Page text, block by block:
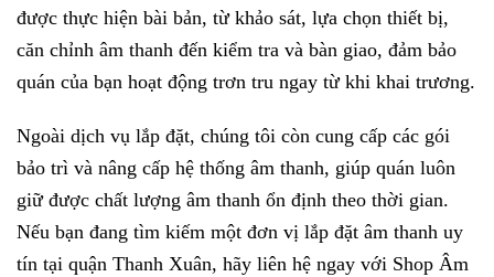
được thực hiện bài bản, từ khảo sát, lựa chọn thiết bị,
căn chỉnh âm thanh đến kiểm tra và bàn giao, đảm bảo
quán của bạn hoạt động trơn tru ngay từ khi khai trương.
Ngoài dịch vụ lắp đặt, chúng tôi còn cung cấp các gói
bảo trì và nâng cấp hệ thống âm thanh, giúp quán luôn
giữ được chất lượng âm thanh ổn định theo thời gian.
Nếu bạn đang tìm kiếm một đơn vị lắp đặt âm thanh uy
tín tại quận Thanh Xuân, hãy liên hệ ngay với Shop Âm